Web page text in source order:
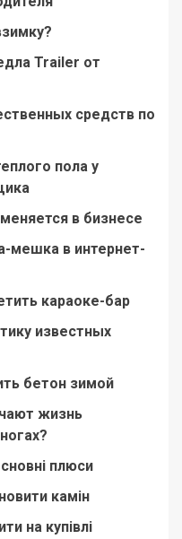
Trailer от
средств по
пола у
в бизнесе
мешка в интернет-
караоке-бар
известных
бетон зимой
жизнь
плюси
камін
на купівлі